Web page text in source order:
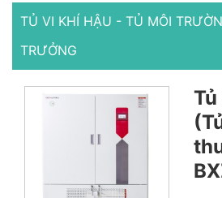
TỦ VI KHÍ HẬU - TỦ MÔI
TRƯỞNG